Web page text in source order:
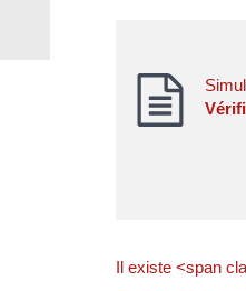
Il existe <span